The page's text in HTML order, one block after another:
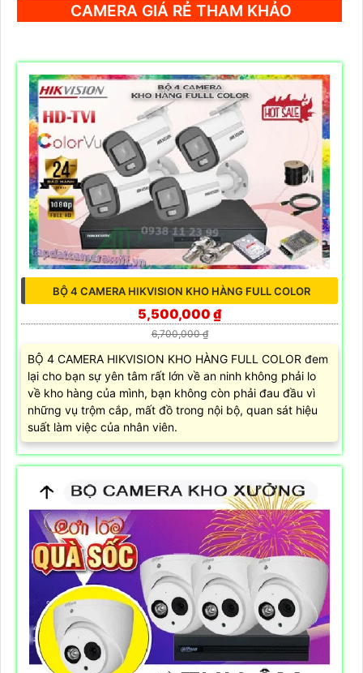
CAMERA GIÁ RẺ THAM KHẢO
BỘ 4 CAMERA HIKVISION KHO HÀNG FULL COLOR
5,500,000 ₫
6,700,000 ₫
BỘ 4 CAMERA HIKVISION KHO HÀNG FULL COLOR đem
lại cho bạn sự yên tâm rất lớn về an ninh không phải lo
về kho hàng của mình, bạn không còn phải đau đầu vì
những vụ trộm cắp, mất đồ trong nội bộ, quan sát hiệu
suất làm việc của nhân viên.